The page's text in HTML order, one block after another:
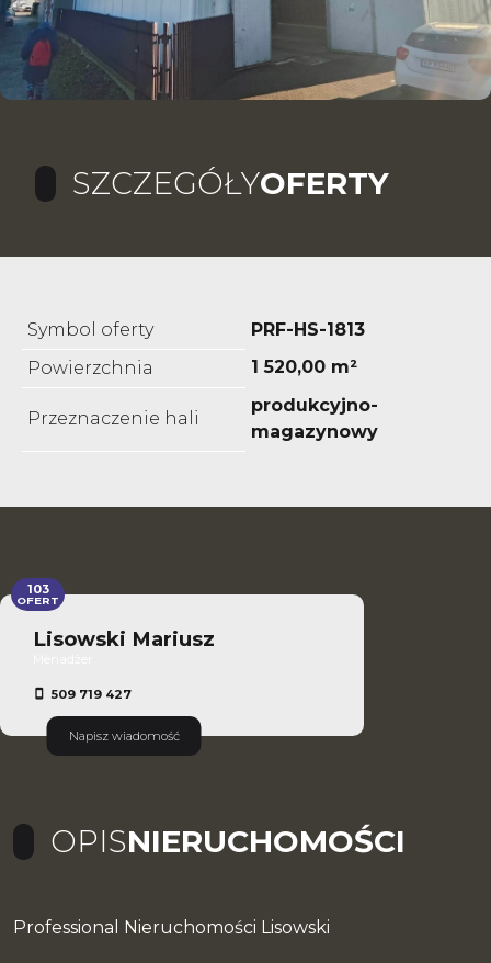
SZCZEGÓŁYOFERTY
Symbol oferty
PRF-HS-1813
Powierzchnia
1 520,00 m²
Przeznaczenie hali
produkcyjno-
magazynowy
Lisowski Mariusz
509 719 427
Napisz wiadomość
103
OFERT
OPISNIERUCHOMOŚCI
Professional Nieruchomości Lisowski